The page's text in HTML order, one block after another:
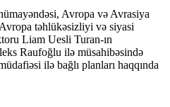
Avropa və Avrasiya
təhlükəsizliyi və siyasi
Liam Uesli Turan-ın
Raufoğlu ilə müsahibəsində
ilə bağlı planları haqqında